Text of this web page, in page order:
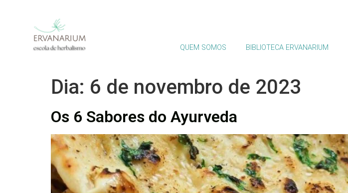
QUEM SOMOS BIBLIOTECA ERVANARIUM
Dia: 6 de novembro de 2023
Os 6 Sabores do Ayurveda